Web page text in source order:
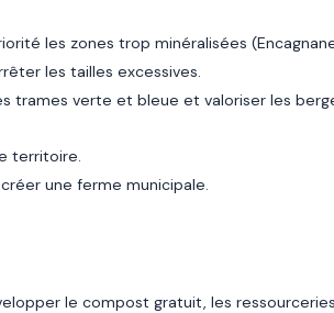
les zones trop minéralisées
les tailles excessives.
trames verte et bleue et valoriser les
territoire.
une ferme municipale.
le compost gratuit, les